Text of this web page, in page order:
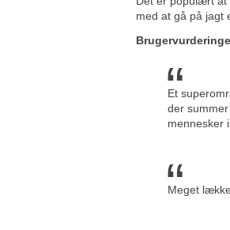
med at gå på jagt
Et
der
mennesker
Meget